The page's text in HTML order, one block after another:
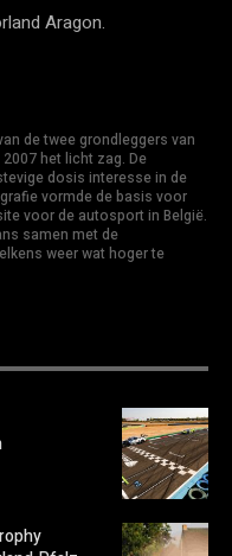
Aragon.
de twee grondleggers van
het licht zag. De
dosis interesse in de
vormde de basis voor
voor de autosport in België.
samen met de
weer wat hoger te